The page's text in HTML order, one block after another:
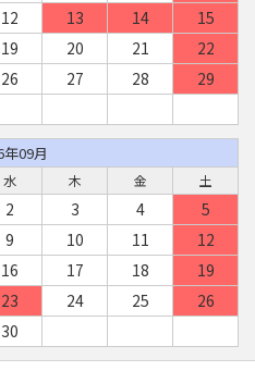
12 13 14
15
19 20 21
22
26 27 28
29
年09月
水 木 金 土
2 3 4
5
9 10 11
12
16 17 18
19
23 24 25
26
30